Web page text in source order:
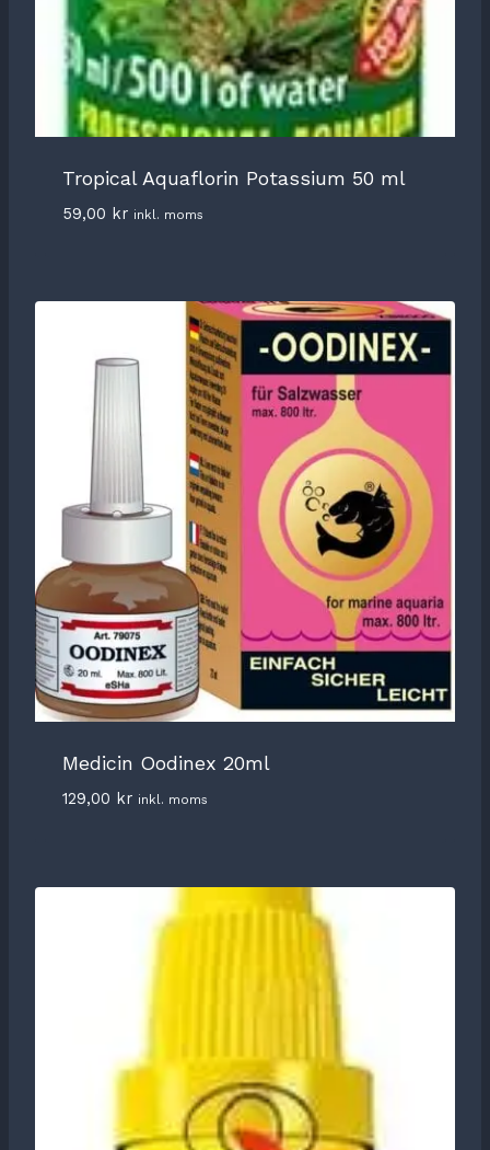
Tropical Aquaflorin Potassium 50 ml
59,00 kr inkl. moms
Medicin Oodinex 20ml
129,00 kr inkl. moms